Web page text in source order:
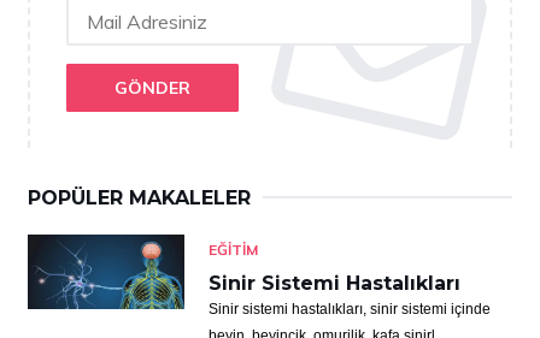
GÖNDER
POPÜLER MAKALELER
EĞITIM
Sinir Sistemi Hastalıkları
Sinir sistemi hastalıkları, sinir sistemi içinde